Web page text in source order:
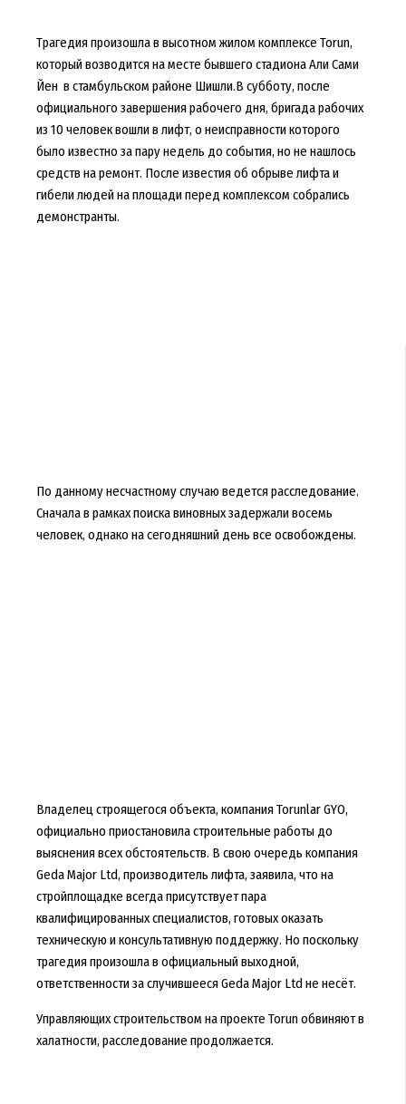
Трагедия произошла в высотном жилом комплексе Torun,
который возводится на месте бывшего стадиона Али Сами
Йен в стамбульском районе Шишли.В субботу, после
официального завершения рабочего дня, бригада рабочих
из 10 человек вошли в лифт, о неисправности которого
было известно за пару недель до события, но не нашлось
средств на ремонт. После известия об обрыве лифта и
гибели людей на площади перед комплексом собрались
демонстранты.
По данному несчастному случаю ведется расследование.
Сначала в рамках поиска виновных задержали восемь
человек, однако на сегодняшний день все освобождены.
Владелец строящегося объекта, компания Torunlar GYO,
официально приостановила строительные работы до
выяснения всех обстоятельств. В свою очередь компания
Geda Major Ltd, производитель лифта, заявила, что на
стройплощадке всегда присутствует пара
квалифицированных специалистов, готовых оказать
техническую и консультативную поддержку. Но поскольку
трагедия произошла в официальный выходной,
ответственности за случившееся Geda Major Ltd не несёт.
Управляющих строительством на проекте Torun обвиняют в
халатности, расследование продолжается.